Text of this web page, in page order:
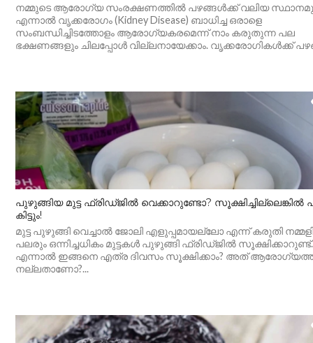
നമ്മുടെ ആരോഗ്യ സംരക്ഷണത്തിൽ പഴങ്ങൾക്ക് വലിയ
എന്നാൽ വൃക്കരോഗം (Kidney Disease) ബാധിച്ച ഒരാളെ
സംബന്ധിച്ചിടത്തോളം ആരോഗ്യകരമെന്ന് നാം കരുതുന്ന പല
ഭക്ഷണങ്ങളും ചിലപ്പോൾ വില്ലനായേക്കാം. വൃക്കരോഗികൾക്ക്
പുഴുങ്ങിയ മുട്ട ഫ്രിഡ്ജിൽ വെക്കാറുണ്ടോ? സൂക്ഷിച്ചില്ലെങ്കിൽ
കിട്ടും!
മുട്ട പുഴുങ്ങി വെച്ചാൽ ജോലി എളുപ്പമായല്ലോ എന്ന് കരുതി
പലരും ഒന്നിച്ചധികം മുട്ടകൾ പുഴുങ്ങി ഫ്രിഡ്ജിൽ സൂക്ഷിക്കാറുണ്ട്.
എന്നാൽ ഇങ്ങനെ എത്ര ദിവസം സൂക്ഷിക്കാം? അത്
നല്ലതാണോ?...